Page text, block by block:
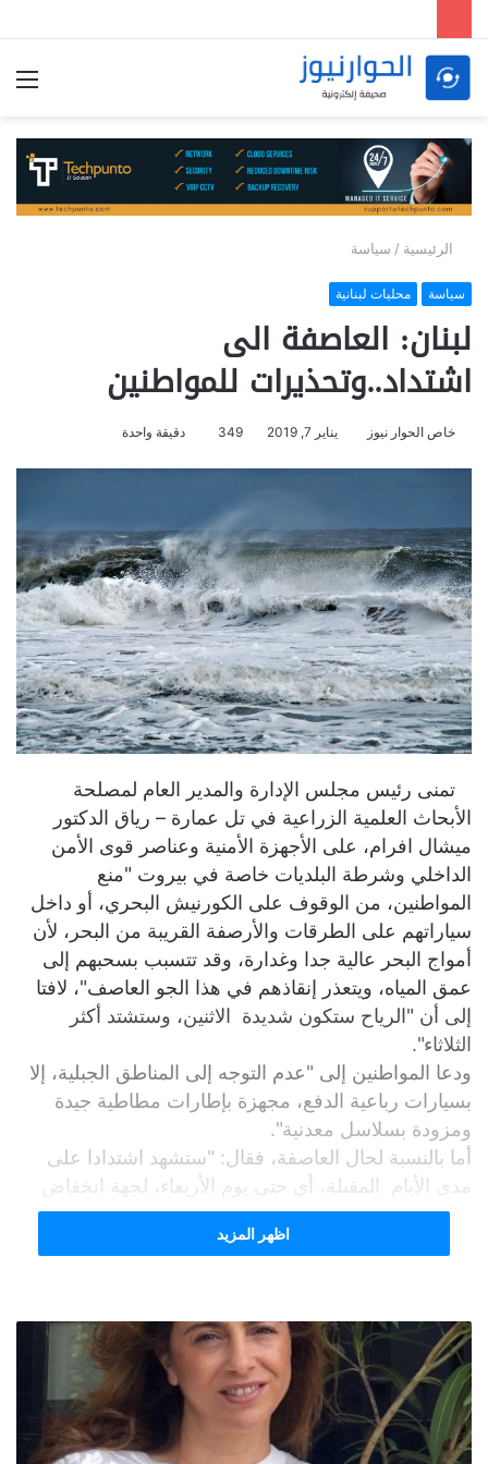
الرئيسية / سياسة
سياسة محليات لبنانية
لبنان: العاصفة الى
اشتداد..وتحذيرات للمواطنين
خاص الحوار نيوز يناير 7, 2019 349 دقيقة واحدة
تمنى رئيس مجلس الإدارة والمدير العام لمصلحة
الأبحاث العلمية الزراعية في تل عمارة – رياق الدكتور
ميشال افرام، على الأجهزة الأمنية وعناصر قوى الأمن
الداخلي وشرطة البلديات خاصة في بيروت "منع
المواطنين، من الوقوف على الكورنيش البحري، أو داخل
سياراتهم على الطرقات والأرصفة القريبة من البحر، لأن
أمواج البحر عالية جدا وغدارة، وقد تتسبب بسحبهم إلى
عمق المياه، ويتعذر إنقاذهم في هذا الجو العاصف"، لافتا
إلى أن "الرياح ستكون شديدة الاثنين، وستشتد أكثر
الثلاثاء".
ودعا المواطنين إلى "عدم التوجه إلى المناطق الجبلية، إلا
بسيارات رباعية الدفع، مجهزة بإطارات مطاطية جيدة
ومزودة بسلاسل معدنية".
أما بالنسبة لحال العاصفة، فقال: "ستشهد اشتدادا على
مدى الأيام المقبلة، أي حتى يوم الأربعاء، لجهة انخفاض
درجات الحرارة وسرعة الرياح.
وقد تتجاوز الرياح سرعة 100 كيلومتر في الساعة، في
F
T
W
T
Pr
C
S
اظهر المزيد